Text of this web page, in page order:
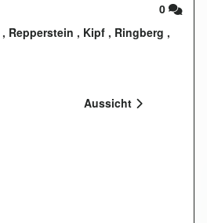
0
, Repperstein , Kipf , Ringberg ,
Aussicht